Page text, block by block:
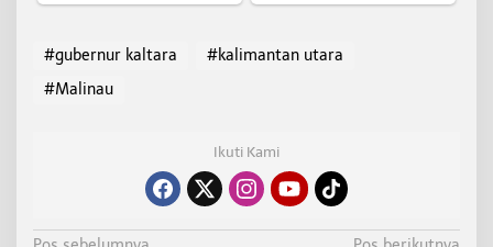
#gubernur kaltara
#kalimantan utara
#Malinau
Ikuti Kami